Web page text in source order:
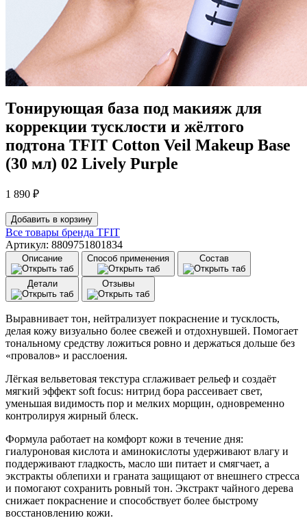
Тонирующая база под макияж для
коррекции тусклости и жёлтого
подтона TFIT Cotton Veil Makeup Base
(30 мл) 02 Lively Purple
1 890 ₽
Количество
товара
Тонирующая
база
под
макияж
для
коррекции
тусклости
и
жёлтого
подтона
TFIT
Cotton
Veil
Makeup
Base
Добавить в корзину
Все товары бренда TFIT
Артикул: 8809751801834
Описание Способ применения Состав
Детали Отзывы
Выравнивает тон, нейтрализует покраснение и тусклость,
делая кожу визуально более свежей и отдохнувшей. Помогает
тональному средству ложиться ровно и держаться дольше без
«провалов» и расслоения.
Лёгкая вельветовая текстура сглаживает рельеф и создаёт
мягкий эффект soft focus: нитрид бора рассеивает свет,
уменьшая видимость пор и мелких морщин, одновременно
контролируя жирный блеск.
Формула работает на комфорт кожи в течение дня:
гиалуроновая кислота и аминокислоты удерживают влагу и
поддерживают гладкость, масло ши питает и смягчает, а
экстракты облепихи и граната защищают от внешнего стресса
и помогают сохранить ровный тон. Экстракт чайного дерева
снижает покраснение и способствует более быстрому
восстановлению кожи.